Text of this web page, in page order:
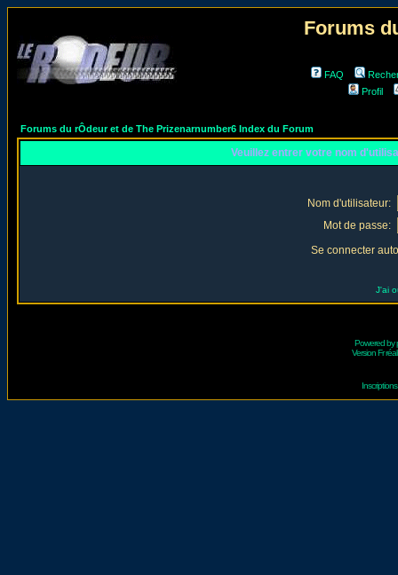
Forums
FAQ
Profil
Forums du rÔdeur et de The Prizenarnumber6 Index du Forum
Veuillez entrer votre nom
Nom d'utilisateur:
Mot de passe:
Se connecter
J'ai
Powered by
Version Fr